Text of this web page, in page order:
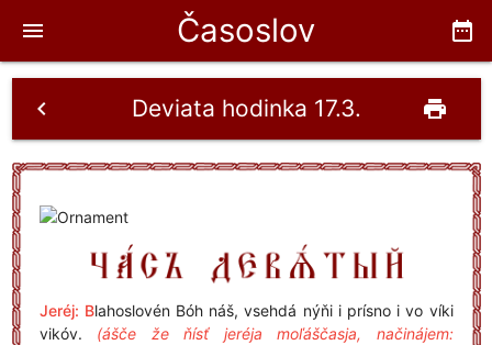
Časoslov date_range
menu
Deviata hodinka 17.3.
chevron_left print
Jeréj: Blahoslovén Bóh náš, vsehdá nýňi i prísno i vo víki
vikóv. (ášče že ňísť jeréja moľáščasja, načinájem: